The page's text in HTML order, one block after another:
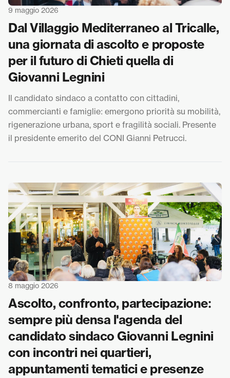
9 maggio 2026
Dal Villaggio Mediterraneo al Tricalle,
una giornata di ascolto e proposte
per il futuro di Chieti quella di
Giovanni Legnini
Il candidato sindaco a contatto con cittadini,
commercianti e famiglie: emergono priorità su mobilità,
rigenerazione urbana, sport e fragilità sociali. Presente
il presidente emerito del CONI Gianni Petrucci.
8 maggio 2026
Ascolto, confronto, partecipazione:
sempre più densa l'agenda del
candidato sindaco Giovanni Legnini
con incontri nei quartieri,
appuntamenti tematici e presenze